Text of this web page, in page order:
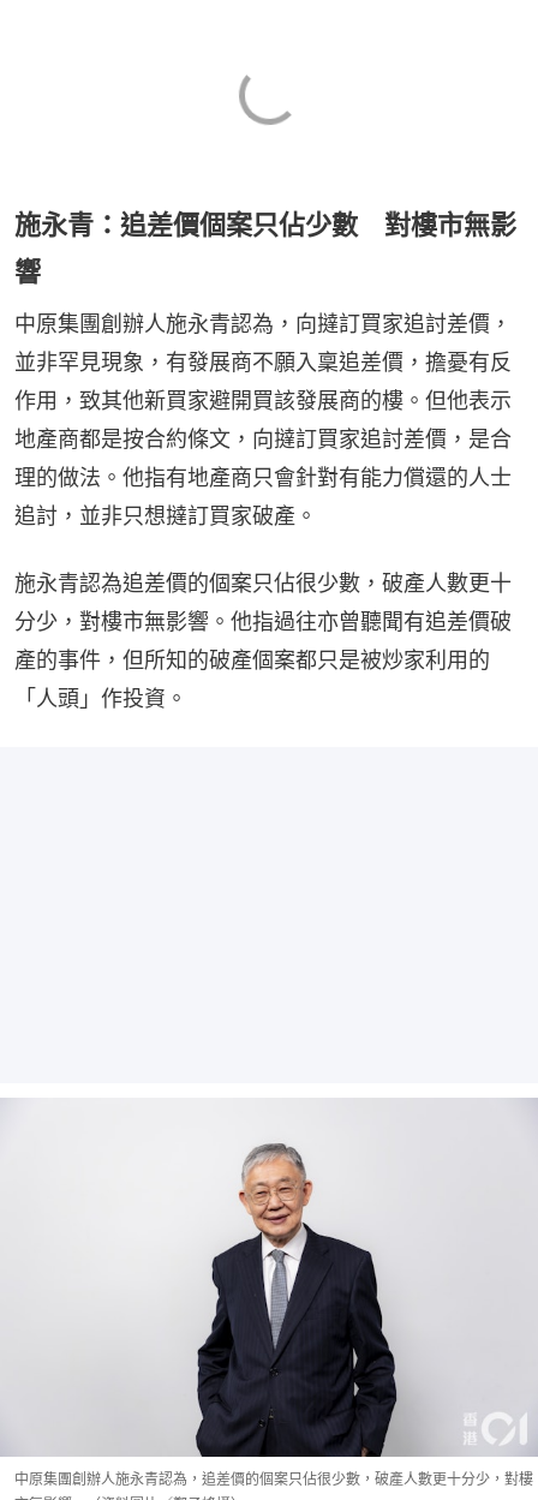
施永青：追差價個案只佔少數 對樓市無影
響
中原集團創辦人施永青認為，向撻訂買家追討差價，
並非罕見現象，有發展商不願入稟追差價，擔憂有反
作用，致其他新買家避開買該發展商的樓。但他表示
地產商都是按合約條文，向撻訂買家追討差價，是合
理的做法。他指有地產商只會針對有能力償還的人士
追討，並非只想撻訂買家破產。
施永青認為追差價的個案只佔很少數，破產人數更十
分少，對樓市無影響。他指過往亦曾聽聞有追差價破
產的事件，但所知的破產個案都只是被炒家利用的
「人頭」作投資。
中原集團創辦人施永青認為，追差價的個案只佔很少數，破產人數更十分少，對樓